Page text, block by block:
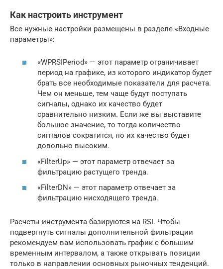
Как настроить инструмент
Все нужные настройки размещены в разделе «Входные
параметры»:
«WPRSIPeriod» — этот параметр ограничивает
период на графике, из которого индикатор будет
брать все необходимые показатели для расчета.
Чем он меньше, тем чаще будут поступать
сигналы, однако их качество будет
сравнительно низким. Если же вы выставите
большое значение, то тогда количество
сигналов сократится, но их качество будет
довольно высоким.
«FilterUp» — этот параметр отвечает за
фильтрацию растущего тренда.
«FilterDN» — этот параметр отвечает за
фильтрацию нисходящего тренда.
Расчеты инструмента базируются на RSI. Чтобы
подвергнуть сигналы дополнительной фильтрации
рекомендуем вам использовать график с большим
временным интервалом, а также открывать позиции
только в направлении основных рыночных тенденций.